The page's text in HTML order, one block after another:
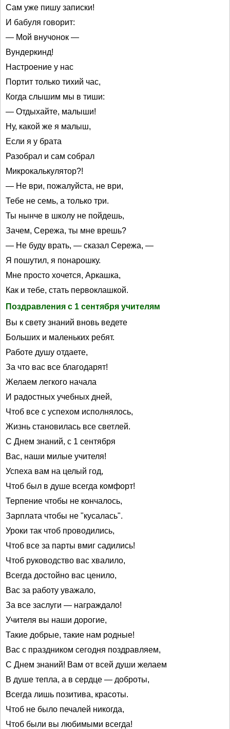
Сам уже пишу записки!
И бабуля говорит:
— Мой внучонок —
Вундеркинд!
Настроение у нас
Портит только тихий час,
Когда слышим мы в тиши:
— Отдыхайте, малыши!
Ну, какой же я малыш,
Если я у брата
Разобрал и сам собрал
Микрокалькулятор?!
— Не ври, пожалуйста, не ври,
Тебе не семь, а только три.
Ты нынче в школу не пойдешь,
Зачем, Сережа, ты мне врешь?
— Не буду врать, — сказал Сережа, —
Я пошутил, я понарошку.
Мне просто хочется, Аркашка,
Как и тебе, стать первоклашкой.
Поздравления с 1 сентября учителям
Вы к свету знаний вновь ведете
Больших и маленьких ребят.
Работе душу отдаете,
За что вас все благодарят!
Желаем легкого начала
И радостных учебных дней,
Чтоб все с успехом исполнялось,
Жизнь становилась все светлей.
С Днем знаний, с 1 сентября
Вас, наши милые учителя!
Успеха вам на целый год,
Чтоб был в душе всегда комфорт!
Терпение чтобы не кончалось,
Зарплата чтобы не "кусалась".
Уроки так чтоб проводились,
Чтоб все за парты вмиг садились!
Чтоб руководство вас хвалило,
Всегда достойно вас ценило,
Вас за работу уважало,
За все заслуги — награждало!
Учителя вы наши дорогие,
Такие добрые, такие нам родные!
Вас с праздником сегодня поздравляем,
С Днем знаний! Вам от всей души желаем
В душе тепла, а в сердце — доброты,
Всегда лишь позитива, красоты.
Чтоб не было печалей никогда,
Чтоб были вы любимыми всегда!